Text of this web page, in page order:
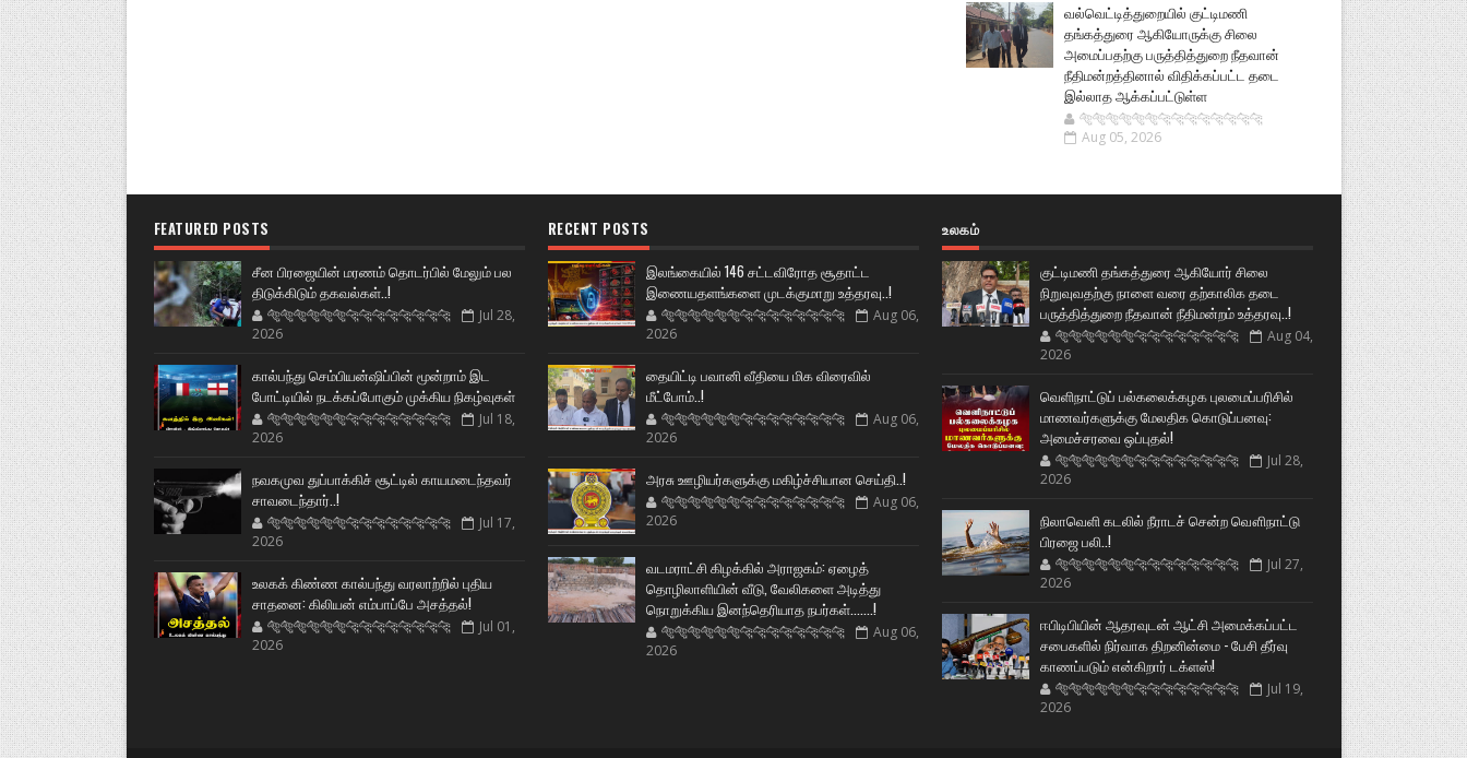
வல்வெட்டித்துறையில் குட்டிமணி
தங்கத்துரை ஆகியோருக்கு சிலை
அமைப்பதற்கு பருத்தித்துறை நீதவான்
நீதிமன்றத்தினால் விதிக்கப்பட்ட தடை
இல்லாத ஆக்கப்பட்டுள்ள
🐅🐅🐅🐅🐅🐅🐆🐆🐆🐆🐆🐆🐆🐆
Aug 05, 2026
FEATURED POSTS
சீன பிரஜையின் மரணம் தொடர்பில் மேலும் பல
திடுக்கிடும் தகவல்கள்..!
🐅🐅🐅🐅🐅🐅🐆🐆🐆🐆🐆🐆🐆🐆
Jul 28,
2026
கால்பந்து செம்பியன்ஷிப்பின் மூன்றாம் இட
போட்டியில் நடக்கப்போகும் முக்கிய நிகழ்வுகள்
🐅🐅🐅🐅🐅🐅🐆🐆🐆🐆🐆🐆🐆🐆
Jul 18,
2026
நவகமுவ துப்பாக்கிச் சூட்டில் காயமடைந்தவர்
சாவடைந்தார்..!
🐅🐅🐅🐅🐅🐅🐆🐆🐆🐆🐆🐆🐆🐆
Jul 17,
2026
உலகக் கிண்ண கால்பந்து வரலாற்றில் புதிய
சாதனை: கிலியன் எம்பாப்பே அசத்தல்!
🐅🐅🐅🐅🐅🐅🐆🐆🐆🐆🐆🐆🐆🐆
Jul 01,
2026
RECENT POSTS
இலங்கையில் 146 சட்டவிரோத சூதாட்ட
இணையதளங்களை முடக்குமாறு உத்தரவு..!
🐅🐅🐅🐅🐅🐅🐆🐆🐆🐆🐆🐆🐆🐆
Aug 06,
2026
தையிட்டி பவானி வீதியை மிக விரைவில்
மீட்போம்..!
🐅🐅🐅🐅🐅🐅🐆🐆🐆🐆🐆🐆🐆🐆
Aug 06,
2026
அரசு ஊழியர்களுக்கு மகிழ்ச்சியான செய்தி..!
🐅🐅🐅🐅🐅🐅🐆🐆🐆🐆🐆🐆🐆🐆
Aug 06,
2026
வடமராட்சி கிழக்கில் அராஜகம்: ஏழைத்
தொழிலாளியின் வீடு, வேலிகளை அடித்து
நொறுக்கிய இனந்தெரியாத நபர்கள்.......!
🐅🐅🐅🐅🐅🐅🐆🐆🐆🐆🐆🐆🐆🐆
Aug 06,
2026
உலகம்
குட்டிமணி தங்கத்துரை ஆகியோர் சிலை
நிறுவுவதற்கு நாளை வரை தற்காலிக தடை
பருத்தித்துறை நீதவான் நீதிமன்றம் உத்தரவு..!
🐅🐅🐅🐅🐅🐅🐆🐆🐆🐆🐆🐆🐆🐆
Aug 04,
2026
வெளிநாட்டுப் பல்கலைக்கழக புலமைப்பரிசில்
மாணவர்களுக்கு மேலதிக கொடுப்பனவு:
அமைச்சரவை ஒப்புதல்!
🐅🐅🐅🐅🐅🐅🐆🐆🐆🐆🐆🐆🐆🐆
Jul 28,
2026
நிலாவெளி கடலில் நீராடச் சென்ற வௌிநாட்டு
பிரஜை பலி..!
🐅🐅🐅🐅🐅🐅🐆🐆🐆🐆🐆🐆🐆🐆
Jul 27,
2026
ஈபிடிபியின் ஆதரவுடன் ஆட்சி அமைக்கப்பட்ட
சபைகளில் நிர்வாக திறனின்மை - பேசி தீர்வு
காணப்படும் என்கிறார் டக்ளஸ்!
🐅🐅🐅🐅🐅🐅🐆🐆🐆🐆🐆🐆🐆🐆
Jul 19,
2026